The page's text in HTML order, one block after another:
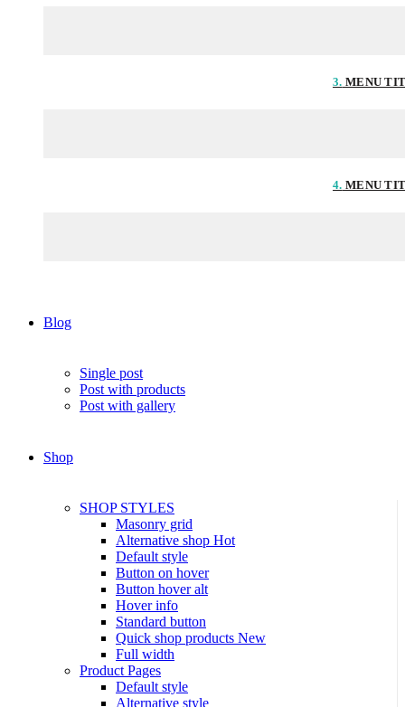
3. MENU
4. MENU
Blog
Single post
Post with products
Post with gallery
Shop
SHOP STYLES
Masonry grid
Alternative shop Hot
Default style
Button on hover
Button hover alt
Hover info
Standard button
Quick shop products New
Full width
Product Pages
Default style
Alternative style